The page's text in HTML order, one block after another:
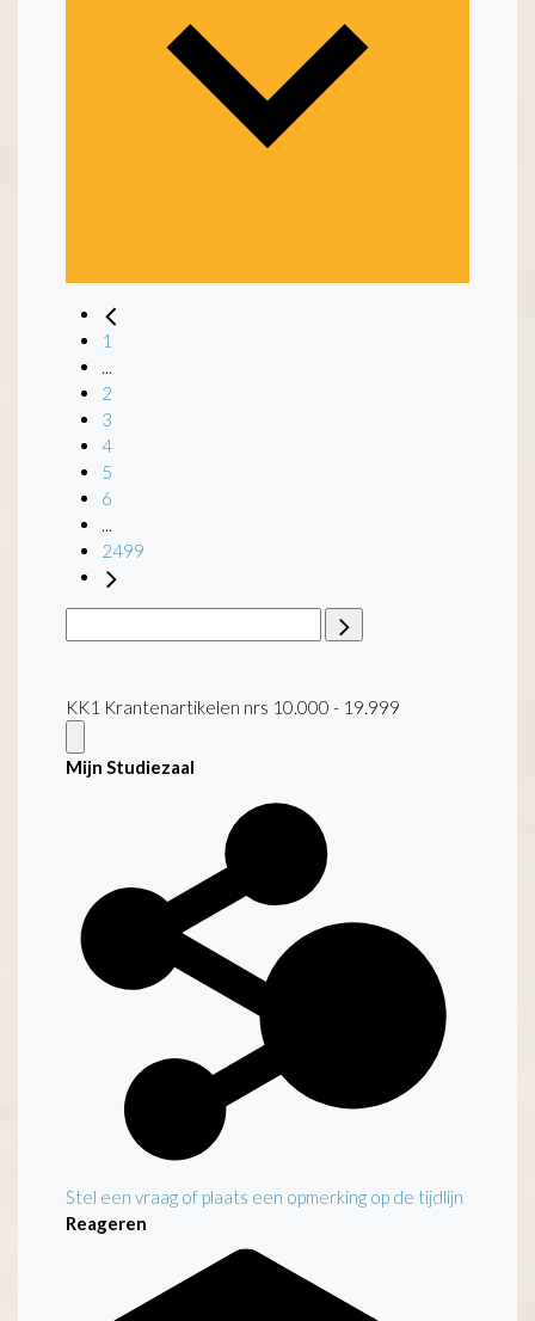
1
2
3
4
5
6
2499
KK1 Krantenartikelen nrs 10.000 - 19.999
Mijn Studiezaal
Stel een vraag of plaats een opmerking op de tijdlijn
Reageren